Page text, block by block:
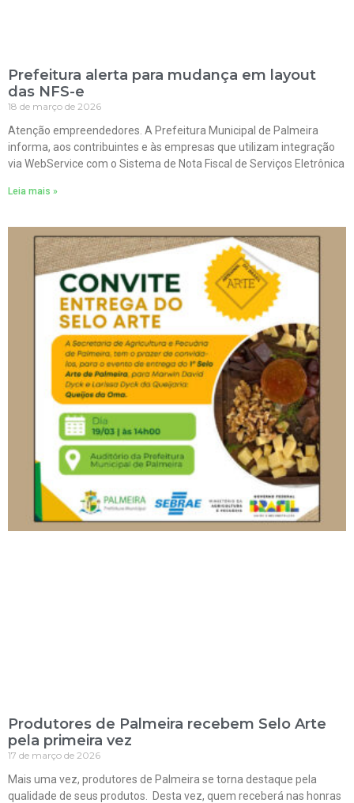
Prefeitura alerta para mudança em layout
das NFS-e
18 de março de 2026
Atenção empreendedores. A Prefeitura Municipal de Palmeira
informa, aos contribuintes e às empresas que utilizam integração
via WebService com o Sistema de Nota Fiscal de Serviços Eletrônica
Leia mais »
Produtores de Palmeira recebem Selo Arte
pela primeira vez
17 de março de 2026
Mais uma vez, produtores de Palmeira se torna destaque pela
qualidade de seus produtos. Desta vez, quem receberá nas honras